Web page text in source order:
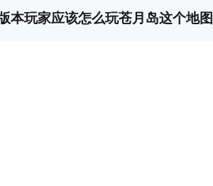
本玩家应该怎么玩苍月岛这个地图